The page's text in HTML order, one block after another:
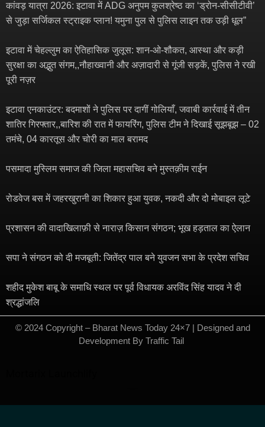
कांवड़ यात्रा 2026: इटावा में ADG अनुपम कुलश्रेष्ठ का ‘ड्रोन-सीसीटीवी’
से जुड़ा सर्जिकल स्ट्राइक प्लान! यमुना पुल से पुलिस लाइन तक उड़ी धूल”
इटावा में चेहल्लुम का ऐतिहासिक जुलूस: शान-ओ-शौकत, आस्था और कड़ी
सुरक्षा का अद्भुत संगम,,नौहाख्वानी और अज़ादारी से गूंजी सड़कें, पुलिस ने रखी
पूरी नज़र
इटावा एनकाउंटर: बदमाशों ने पुलिस पर दागीं गोलियाँ, जवाबी कार्रवाई में तीन
शातिर गिरफ्तार,,बारिश की रात में फायरिंग, पुलिस टीम ने दिखाई सूझबूझ – 02
तमंचे, 04 कारतूस और चोरी का माल बरामद
पसमादा मुस्लिम समाज की जिला महासचिव बने मुस्तक़ीम राईन
रोडवेज बस में जहरखुरानी का शिकार हुआ युवक, नकदी और दो मोबाइल लूटे
प्रशासन की वादाखिलाफ़ी से नाराज़ किसान संगठन; भूख हड़ताल का ऐलान
सपा ने संगठन को दी मजबूती: जितेंद्र पाल बने युवजन सभा के प्रदेश सचिव
शहीद मुकेश बाबू के समाधि स्थल पर पूर्व विधायक अरविंद सिंह यादव ने दी
श्रद्धांजलि
© 2024 Copyright – Bharat News Today 24×7 | Designed and
Development By Traffic Tail